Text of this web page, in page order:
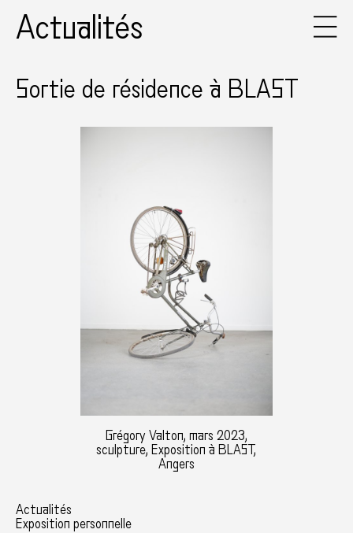
Actualités
Sortie de résidence à BLAST
Grégory Valton, mars 2023,
sculpture, Exposition à BLAST,
Angers
Actualités
Exposition personnelle